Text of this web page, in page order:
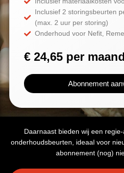
Inclusief 2 storingsbeurten
(max. 2 uur per storing)
Onderhoud voor Nefit,
€ 24,65 per
Abonnement
Daarnaast bieden wij een
onderhoudsbeurten, ideaal voor
abonnement (nog)